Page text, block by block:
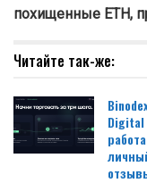
похищенные ETH,
Читайте так-же: